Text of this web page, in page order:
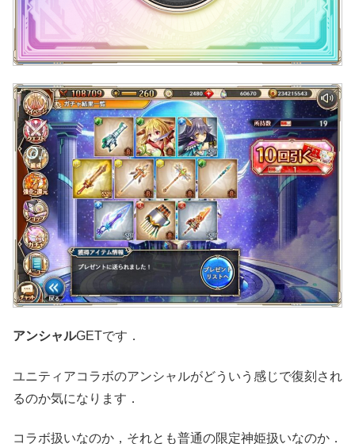
アンシャルGETです．
ユニティアコラボのアンシャルがどういう感じで復刻され
るのか気になります．
コラボ扱いなのか，それとも普通の限定神姫扱いなのか．